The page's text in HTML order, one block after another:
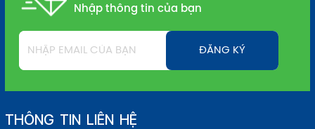
Nhập thông tin của bạn
THÔNG TIN LIÊN HỆ